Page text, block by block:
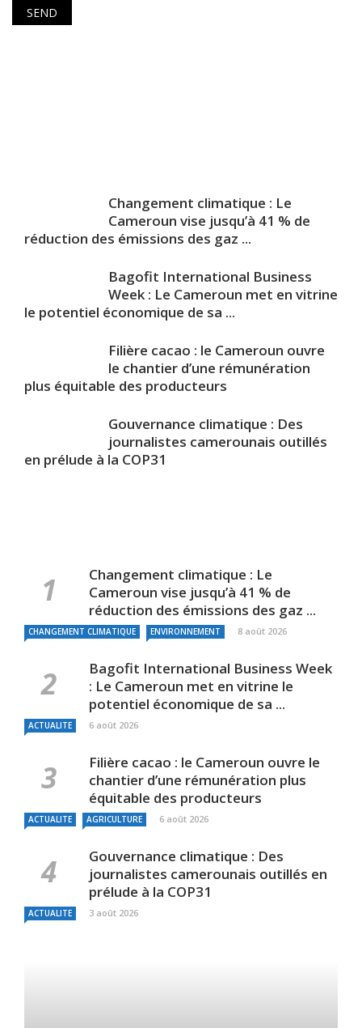
Changement climatique : Le
Cameroun vise jusqu’à 41 % de
réduction des émissions des gaz ...
Bagofit International Business
Week : Le Cameroun met en vitrine
le potentiel économique de sa ...
Filière cacao : le Cameroun ouvre
le chantier d’une rémunération
plus équitable des producteurs
Gouvernance climatique : Des
journalistes camerounais outillés
en prélude à la COP31
Changement climatique : Le
Cameroun vise jusqu’à 41 % de
réduction des émissions des gaz ...
CHANGEMENT CLIMATIQUE ENVIRONNEMENT 8 août 2026
Bagofit International Business Week
: Le Cameroun met en vitrine le
potentiel économique de sa ...
ACTUALITE 6 août 2026
Filière cacao : le Cameroun ouvre le
chantier d’une rémunération plus
équitable des producteurs
ACTUALITE AGRICULTURE 6 août 2026
Gouvernance climatique : Des
journalistes camerounais outillés en
prélude à la COP31
ACTUALITE 3 août 2026